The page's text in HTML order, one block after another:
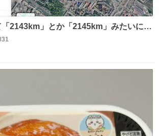
2143km」とか「2145km」みたいに、
名そのままの駅名があるんですね。